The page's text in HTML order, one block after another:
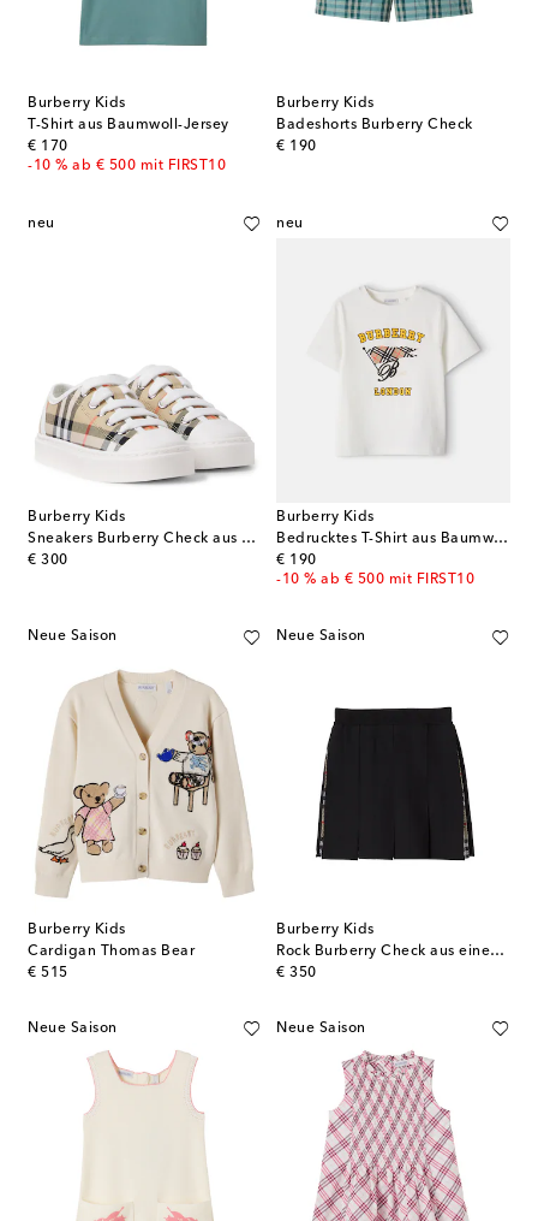
Burberry Kids
T-Shirt aus Baumwoll-Jersey
€ 170
original price
-10 % ab € 500 mit FIRST10
Burberry Kids
Badeshorts Burberry Check
€ 190
original price
neu
Burberry Kids
Sneakers Burberry Check aus Canvas
€ 300
original price
neu
Burberry Kids
Bedrucktes T-Shirt aus Baumwolle
€ 190
original price
-10 % ab € 500 mit FIRST10
Neue Saison
Burberry Kids
Cardigan Thomas Bear
€ 515
original price
Neue Saison
Burberry Kids
Rock Burberry Check aus einem Wollgemisch
€ 350
original price
Neue Saison Neue Saison